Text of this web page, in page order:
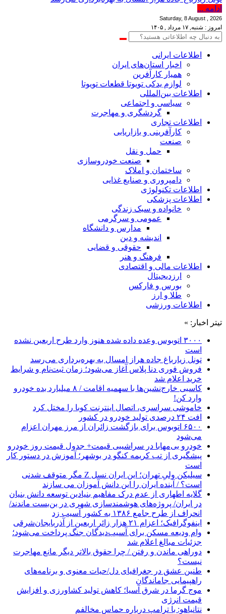
ادامه ...
Saturday, 8 August , 2026
امروز : شنبه, ۱۷ مرداد , ۱۴۰۵
اطلاعات‌ ‎ایرانی
اخبار استان‌های ایران
همیار کارآفرین
لوازم یدکی تویوتا قطعات تویوتا
اطلاعات بین‌المللی
سیاسی و اجتماعی
گردشگری و مهاجرت
اطلاعات تجاری
کارآفرینی و بازاریابی
صنعت
حمل و نقل
صنعت خودروسازی
ساختمان و املاک
دامپروری و صنایع غذایی
اطلاعات تکنولوژی
اطلاعات پزشکی
خانواده و سبک زندگی
عمومی و سرگرمی
مدارس و دانشگاه
اندیشه و دین
حقوقی و قضایی
فرهنگ و هنر
اطلاعات مالی و اقتصادی
ارزدیجیتال
بورس و فارکس
طلا و ارز
اطلاعات ورزشی
تیتر اخبار: »
۳۰۰۰ اتوبوس وعده داده شده هنوز وارد طرح اربعین نشده
است
تونل زیارباغ جاده هراز امسال به بهره‌برداری می‌رسد
فروش فوری دنا پلاس آغاز می‌شود؛ زمان ثبت‌نام و شرایط
خرید اعلام شد
کاسبی خارج‌نشین‌ها با سهمیه اقامت / ۸ میلیارد بده خودرو
وارد کن!
خاموشی سراسری، اتصال اینترنت کوبا را مختل کرد
افت ۲۴ درصدی تولید خودرو در کشور
۶۵۰۰ اتوبوس برای بازگشت زائران از مرز مهران اعزام
می‌شود
خودرو بی‌مهابا در سراشیبی قیمت+ جدول قیمت روز خودرو
پیشگیری از تب کریمه کنگو در بوشهر؛ آموزش در دستور کار
است
سیلیکن ولیِ تهران؛ این ایران نسل Z مگر متوقف شدنی
است؟ / آینده ایران را این دانش آموزان می سازند
گلایه اطهاری از عدم درک مفاهیم بنیادین توسعه دانش بنیان
در ایران/ پروژه‌های هوشمندسازی شهری در بن‌بست ماندند/
انحراف از طرح جامع ۱۳۸۶ به کشور آسیب زد
اینفوگرافیک؛ اعزام ۲۱ هزار زائر اربعین از آذربایجان‌شرقی
وام ودیعه مسکن برای آسیب‌دیدگان جنگ پرداخت می‌شود؛
جزئیات مبالغ اعلام شد
دوراهی ماندن و رفتن / چرا حقوق بالاتر دیگر مانع مهاجرت
نیست؟
طنین عشق در جغرافیای دل/حیات معنوی و برنامه‌های
راهپیمایی جاماندگان
موج گرما در شرق آسیا؛ کاهش تولید کشاورزی و افزایش
قیمت انرژی
نتانیاهو: با ترامپ درباره حماس مخالفم